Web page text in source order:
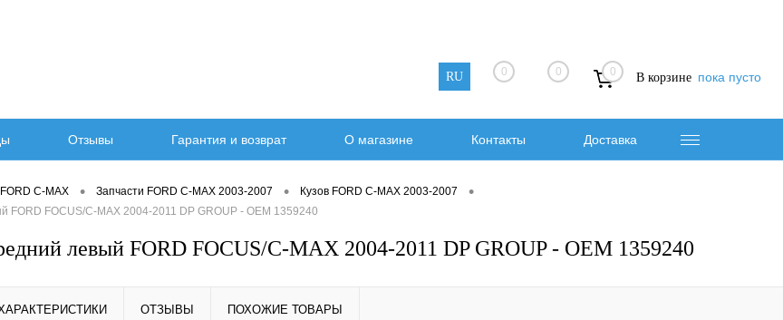
RU 0 0 0 В корзине пока пусто
Отзывы Гарантия и возврат О магазине Контакты Доставка
FORD C-MAX • Запчасти FORD C-MAX 2003-2007 • Кузов FORD C-MAX 2003-2007 •
FORD FOCUS/C-MAX 2004-2011 DP GROUP - OEM 1359240
левый FORD FOCUS/C-MAX 2004-2011 DP GROUP - OEM 1359240
ОТЗЫВЫ ПОХОЖИЕ ТОВАРЫ